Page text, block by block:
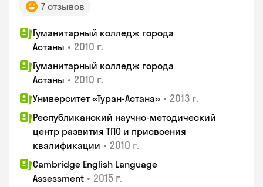
7 отзывов
Гуманитарный колледж города
Астаны • 2010 г.
Гуманитарный колледж города
Астаны • 2010 г.
Университет «Туран-Астана» • 2013 г.
Республиканский научно-методический
центр развития ТПО и присвоения
квалификации • 2010 г.
Cambridge English Language
Assessment • 2015 г.